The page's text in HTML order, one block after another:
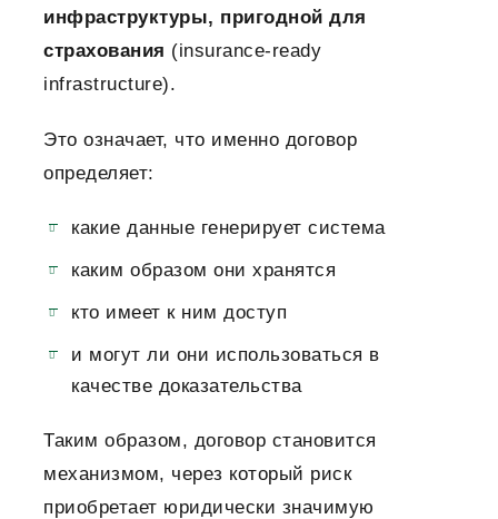
инфраструктуры, пригодной для
страхования (insurance-ready
infrastructure).
Это означает, что именно договор
определяет:
какие данные генерирует система
каким образом они хранятся
кто имеет к ним доступ
и могут ли они использоваться в
качестве доказательства
Таким образом, договор становится
механизмом, через который риск
приобретает юридически значимую